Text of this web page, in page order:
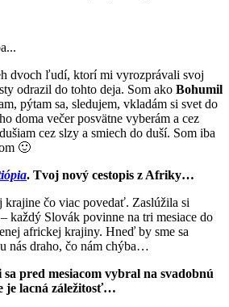
dvoch ľudí, ktorí mi vyrozprávali svoj
odrazil do tohto deja. Som ako Bohumil
pýtam sa, sledujem, vkladám si svet do
doma večer posvätne vyberám a cez
cez slzy a smiech do duší. Som iba
🙂
. Tvoj nový cestopis z Afriky…
krajine čo viac povedať. Zaslúžila si
každý Slovák povinne na tri mesiace do
africkej krajiny. Hneď by sme sa
nás draho, čo nám chýba…
sa pred mesiacom vybral na svadobnú
je lacná záležitosť…